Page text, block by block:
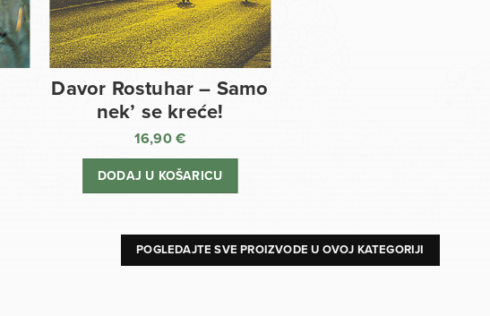
Davor Rostuhar – Samo
nek’ se kreće!
16,90€
DODAJ U KOŠARICU
POGLEDAJTE SVE PROIZVODE U OVOJ KATEGORIJI